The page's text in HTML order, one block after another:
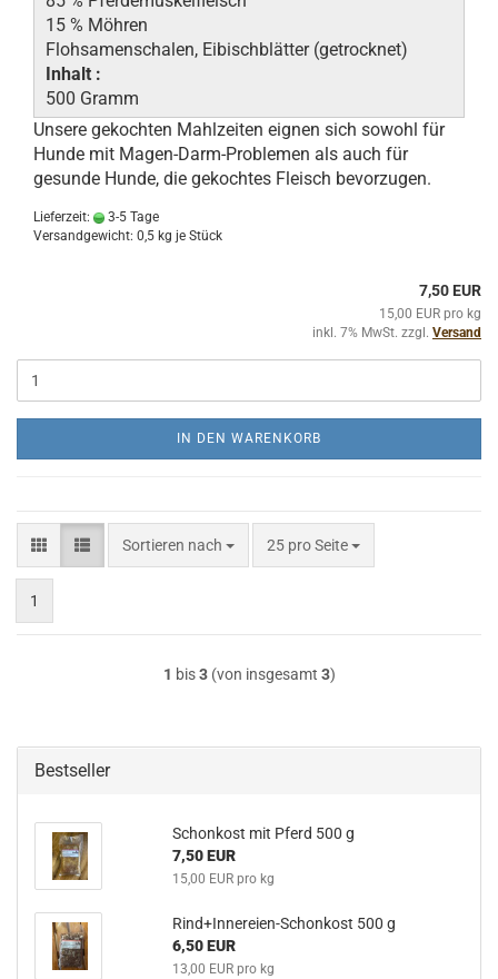
15 % Möhren
Flohsamenschalen, Eibischblätter (getrocknet)
Inhalt :
500 Gramm
Unsere gekochten Mahlzeiten eignen sich sowohl für
Hunde mit Magen-Darm-Problemen als auch für
gesunde Hunde, die gekochtes Fleisch bevorzugen.
Lieferzeit:
3-5 Tage
Versandgewicht: 0,5 kg je Stück
7,50 EUR
15,00 EUR pro kg
inkl. 7% MwSt. zzgl. Versand
IN DEN WARENKORB
Sortieren nach
Sortieren nach 25 pro Seite
pro Seite
1
1 bis3(von insgesamt 3)
Bestseller
Schonkost mit Pferd 500 g
7,50 EUR
15,00 EUR pro kg
Rind+Innereien-Schonkost 500 g
6,50 EUR
13,00 EUR pro kg